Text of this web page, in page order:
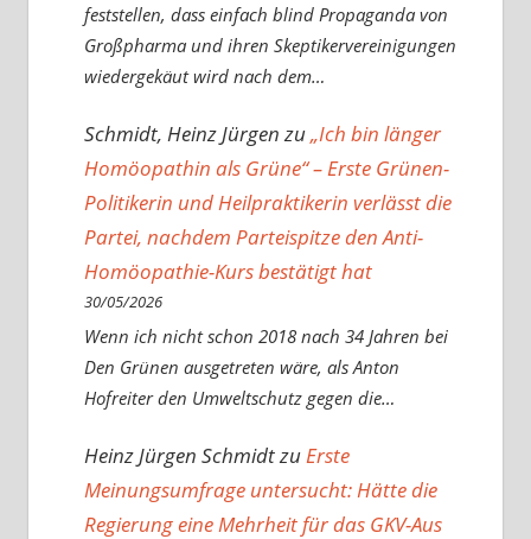
feststellen, dass einfach blind Propaganda von
Großpharma und ihren Skeptikervereinigungen
wiedergekäut wird nach dem…
Schmidt, Heinz Jürgen zu„Ich bin länger
Homöopathin als Grüne“ – Erste Grünen-
Politikerin und Heilpraktikerin verlässt die
Partei, nachdem Parteispitze den Anti-
Homöopathie-Kurs bestätigt hat
30/05/2026
Wenn ich nicht schon 2018 nach 34 Jahren bei
Den Grünen ausgetreten wäre, als Anton
Hofreiter den Umweltschutz gegen die…
Heinz Jürgen SchmidtzuErste
Meinungsumfrage untersucht: Hätte die
Regierung eine Mehrheit für das GKV-Aus